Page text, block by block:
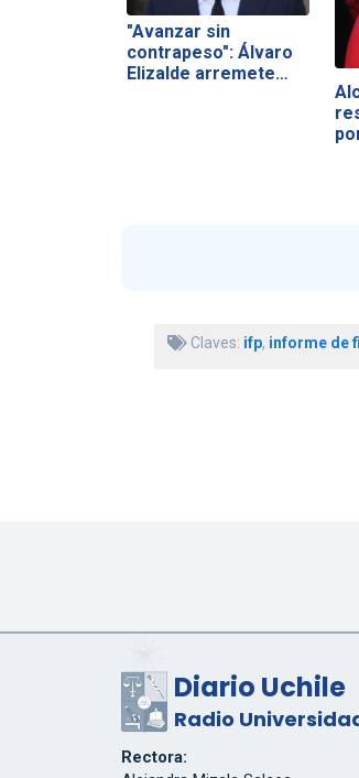
"Avanzar sin
contrapeso": Álvaro
Elizalde arremete…
Claves: ifp, informe de
Diario Uchile
Radio
Rectora: